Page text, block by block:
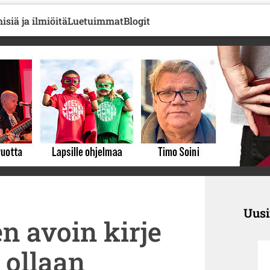
ja ilmiöitäLuetuimmatBlogit
avoin kirje